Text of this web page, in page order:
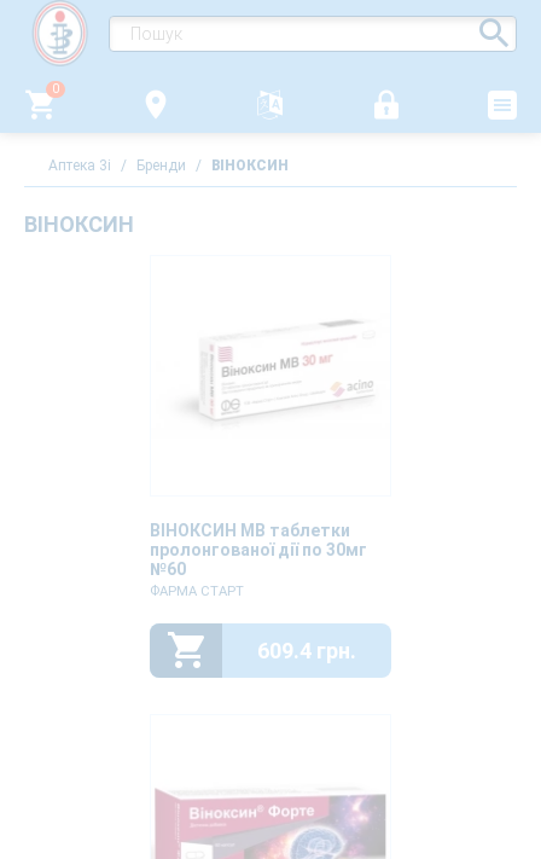
0
Аптека 3i / Бренди / ВІНОКСИН
ВІНОКСИН
ВІНОКСИН МВ таблетки
пролонгованої дії по 30мг
№60
ФАРМА СТАРТ
609.4 грн.